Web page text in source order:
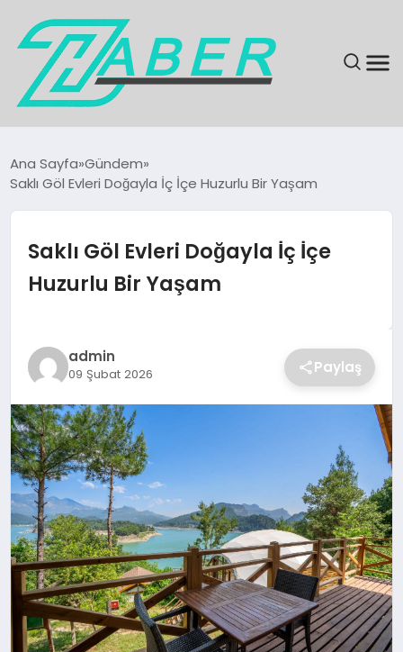
EKONOMI
MAGAZIN
KÜLTÜR & SANAT
SAĞLIK
SPOR
TEKNOLOJI
Ana Sayfa Gündem
Saklı Göl Evleri Doğayla İç İçe Huzurlu Bir Yaşam
Saklı Göl Evleri Doğayla İç İçe
Huzurlu Bir Yaşam
admin
09 Şubat 2026 Paylaş